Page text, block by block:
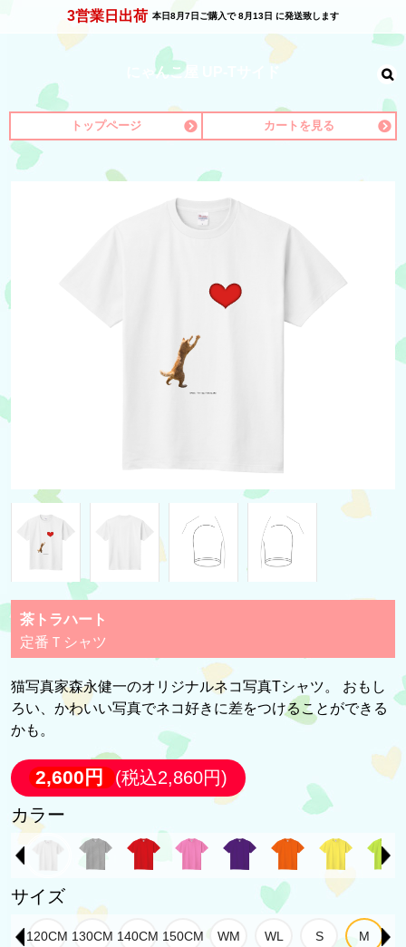
3営業日出荷 本日8月7日 ご購入で8月13日 に発送致します
にゃんこ屋 UP-Tサイド
トップページ カートを見る
茶トラハート
定番Ｔシャツ
猫写真家森永健一のオリジナルネコ写真Tシャツ。 おもし
ろい、かわいい写真でネコ好きに差をつけることができる
かも。
2,600円
(税込2,860円)
カラー
サイズ